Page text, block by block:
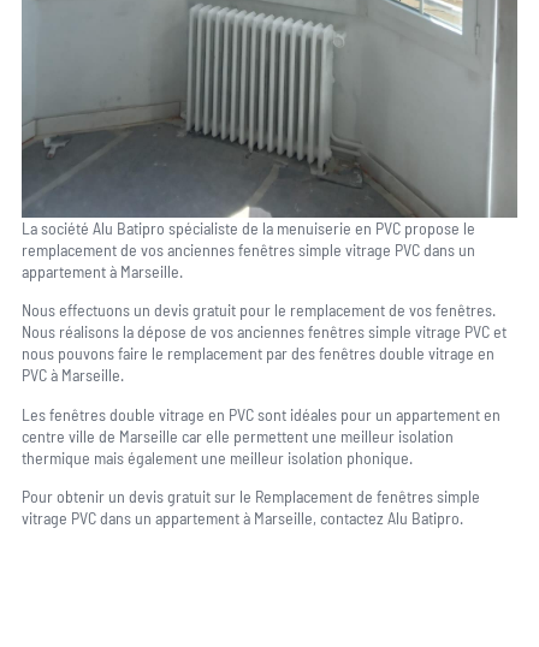
La société Alu Batipro spécialiste de la menuiserie en PVC propose le
remplacement de vos anciennes fenêtres simple vitrage PVC dans un
appartement à Marseille.
Nous effectuons un devis gratuit pour le remplacement de vos fenêtres.
Nous réalisons la dépose de vos anciennes fenêtres simple vitrage PVC et
nous pouvons faire le remplacement par des fenêtres double vitrage en
PVC à Marseille.
Les fenêtres double vitrage en PVC sont idéales pour un appartement en
centre ville de Marseille car elle permettent une meilleur isolation
thermique mais également une meilleur isolation phonique.
Pour obtenir un devis gratuit sur le Remplacement de fenêtres simple
vitrage PVC dans un appartement à Marseille, contactez Alu Batipro.